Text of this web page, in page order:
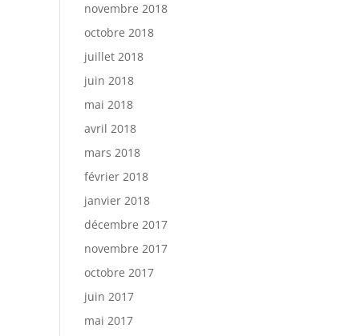
novembre 2018
octobre 2018
juillet 2018
juin 2018
mai 2018
avril 2018
mars 2018
février 2018
janvier 2018
décembre 2017
novembre 2017
octobre 2017
juin 2017
mai 2017